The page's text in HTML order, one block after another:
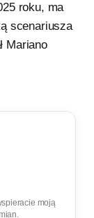
roku, ma
scenariusza
Mariano
moją